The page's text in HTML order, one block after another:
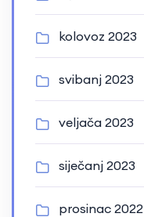
kolovoz 2023
svibanj 2023
veljača 2023
siječanj 2023
prosinac 2022